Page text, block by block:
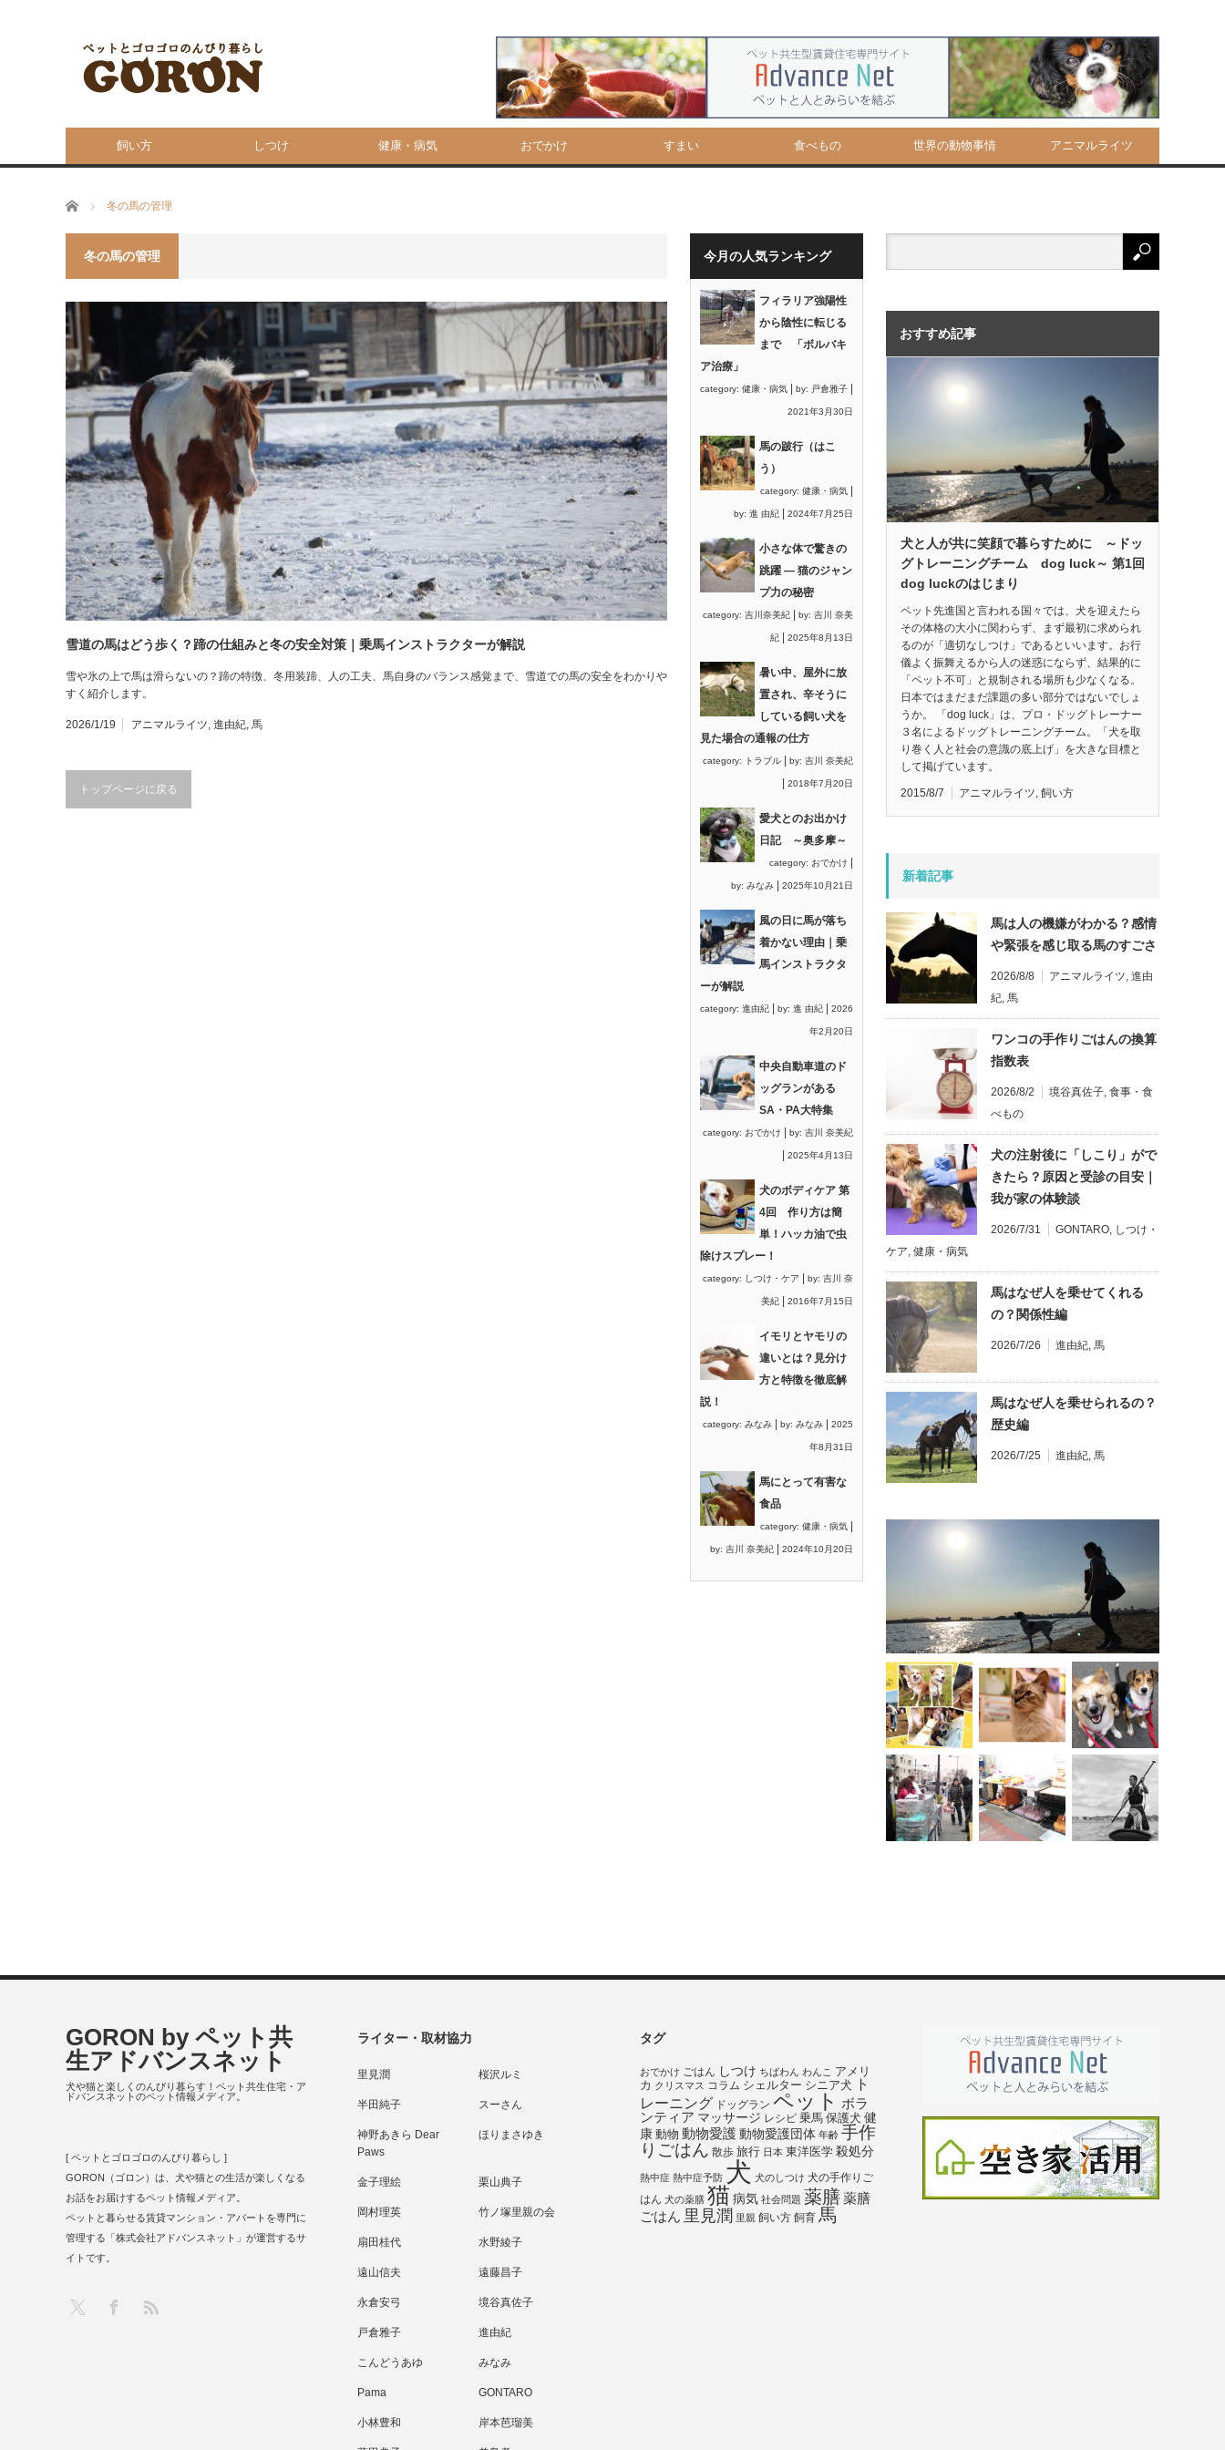
飼い方 しつけ 健康・病気 おでかけ すまい 食べもの 世界の動物事情 アニマルライツ
ホーム 冬の馬の管理
冬の馬の管理
雪道の馬はどう歩く？蹄の仕組みと冬の安全対策｜乗馬インストラクターが解説
雪や氷の上で馬は滑らないの？蹄の特徴、冬用装蹄、人の工夫、馬自身のバランス感覚まで、雪道での馬の安全をわかりや
すく紹介します。
2026/1/19 アニマルライツ, 進由紀, 馬
トップページに戻る
今月の人気ランキング
フィラリア強陽性
から陰性に転じる
まで 「ボルバキ
ア治療」
category: 健康・病気 by: 戸倉雅子
2021年3月30日
馬の跛行（はこ
う）
category: 健康・病気
by: 進 由紀 2024年7月25日
小さな体で驚きの
跳躍 ― 猫のジャン
プ力の秘密
category: 吉川奈美紀 by: 吉川 奈美
紀 2025年8月13日
暑い中、屋外に放
置され、辛そうに
している飼い犬を
見た場合の通報の仕方
category: トラブル by: 吉川 奈美紀
2018年7月20日
愛犬とのお出かけ
日記 ～奥多摩～
category: おでかけ
by: みなみ 2025年10月21日
風の日に馬が落ち
着かない理由｜乗
馬インストラクタ
ーが解説
category: 進由紀 by: 進 由紀 2026
年2月20日
中央自動車道のド
ッグランがある
SA・PA大特集
category: おでかけ by: 吉川 奈美紀
2025年4月13日
犬のボディケア 第
4回 作り方は簡
単！ハッカ油で虫
除けスプレー！
category: しつけ・ケア by: 吉川 奈
美紀 2016年7月15日
イモリとヤモリの
違いとは？見分け
方と特徴を徹底解
説！
category: みなみ by: みなみ 2025
年8月31日
馬にとって有害な
食品
category: 健康・病気
by: 吉川 奈美紀 2024年10月20日
おすすめ記事
犬と人が共に笑顔で暮らすために ～ドッ
グトレーニングチーム dog luck～ 第1回
dog luckのはじまり
ペット先進国と言われる国々では、犬を迎えたら
その体格の大小に関わらず、まず最初に求められ
るのが「適切なしつけ」であるといいます。お行
儀よく振舞えるから人の迷惑にならず、結果的に
「ペット不可」と規制される場所も少なくなる。
日本ではまだまだ課題の多い部分ではないでしょ
うか。 「dog luck」は、プロ・ドッグトレーナー
３名によるドッグトレーニングチーム。「犬を取
り巻く人と社会の意識の底上げ」を大きな目標と
して掲げています。
2015/8/7 アニマルライツ 飼い方
新着記事
馬は人の機嫌がわかる？感情
や緊張を感じ取る馬のすごさ
2026/8/8 アニマルライツ 進由
紀 馬
ワンコの手作りごはんの換算
指数表
2026/8/2 境谷真佐子 食事・食
べもの
犬の注射後に「しこり」がで
きたら？原因と受診の目安｜
我が家の体験談
2026/7/31 GONTARO しつけ・
ケア 健康・病気
馬はなぜ人を乗せてくれる
の？関係性編
2026/7/26 進由紀 馬
馬はなぜ人を乗せられるの？
歴史編
2026/7/25 進由紀 馬
ライター・取材協力
里見潤 桜沢ルミ
半田純子 スーさん
神野あきら Dear
Paws
ほりまさゆき
金子理絵 栗山典子
岡村理英 竹ノ塚里親の会
扇田桂代 水野綾子
遠山信夫 遠藤昌子
永倉安弓 境谷真佐子
戸倉雅子 進由紀
こんどうあゆ みなみ
Pama GONTARO
小林豊和 岸本芭瑠美
タグ
おでかけ ごはん しつけ ちばわん わんこ アメリ
カ クリスマス コラム シェルター シニア犬
ト
レーニング ドッグラン ペット
ボラ
ンティア マッサージ レシピ 乗馬 保護犬 健
康 動物 動物愛護動物愛護団体 年齢 手作
りごはん 散歩 旅行 日本 東洋医学 殺処分
熱中症 熱中症予防 犬 犬のしつけ 犬の手作りご
はん 犬の薬膳 猫 病気 社会問題 薬膳薬膳
ごはん 里見潤 里親 飼い方 飼育 馬
GORON by ペット共
生アドバンスネット
犬や猫と楽しくのんびり暮らす！ペット共生住宅・ア
ドバンスネットのペット情報メディア。
[ ペットとゴロゴロのんびり暮らし ]
GORON（ゴロン）は、犬や猫との生活が楽しくなる
お話をお届けするペット情報メディア。
ペットと暮らせる賃貸マンション・アパートを専門に
管理する「株式会社アドバンスネット」が運営するサ
イトです。
Facebook
RSS